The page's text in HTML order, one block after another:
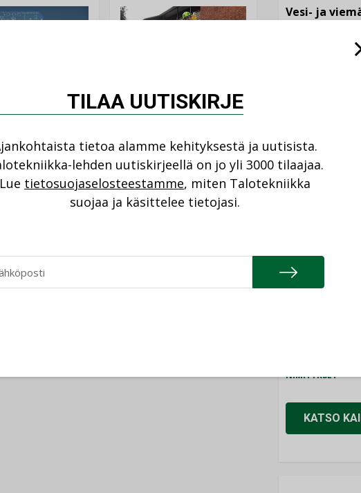
voimakkaasti:
kilpailuedut
kun erilliset
LEHDEN ARTIKKELIT
04.08.2026
Kaivamattomat
menetelmät
vakiinnuttavat
asemansa
Vesi- ja
jämähtänyt
NIMITYKSET
NIMITYKSET
KATSO
TILAA UUTISKIRJE
tietoa alamme kehityksestä ja uutisista.
lehden uutiskirjeellä on jo yli 3000 tilaajaa.
Lue tietosuojaselosteestamme, miten Talotekniikka
suojaa ja käsittelee tietojasi.